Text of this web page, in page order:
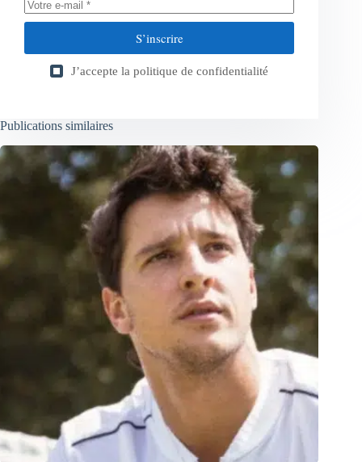
S’inscrire
J’accepte la politique de confidentialité
Publications similaires